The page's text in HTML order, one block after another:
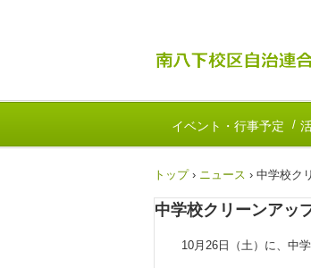
イベント・行事予定
トップ › ニュース › 中学校ク
中学校クリーンアッ
10月26 日（土） に、中